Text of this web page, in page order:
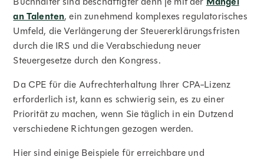
an Talenten, ein zunehmend komplexes regulatorisches
Umfeld, die Verlängerung der Steuererklärungsfristen
durch die IRS und die Verabschiedung neuer
Steuergesetze durch den Kongress.
Da CPE für die Aufrechterhaltung Ihrer CPA-Lizenz
erforderlich ist, kann es schwierig sein, es zu einer
Priorität zu machen, wenn Sie täglich in ein Dutzend
verschiedene Richtungen gezogen werden.
Hier sind einige Beispiele für erreichbare und